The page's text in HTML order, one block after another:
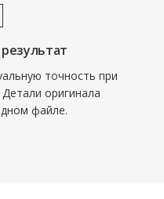
точность при
Детали оригинала
файле.